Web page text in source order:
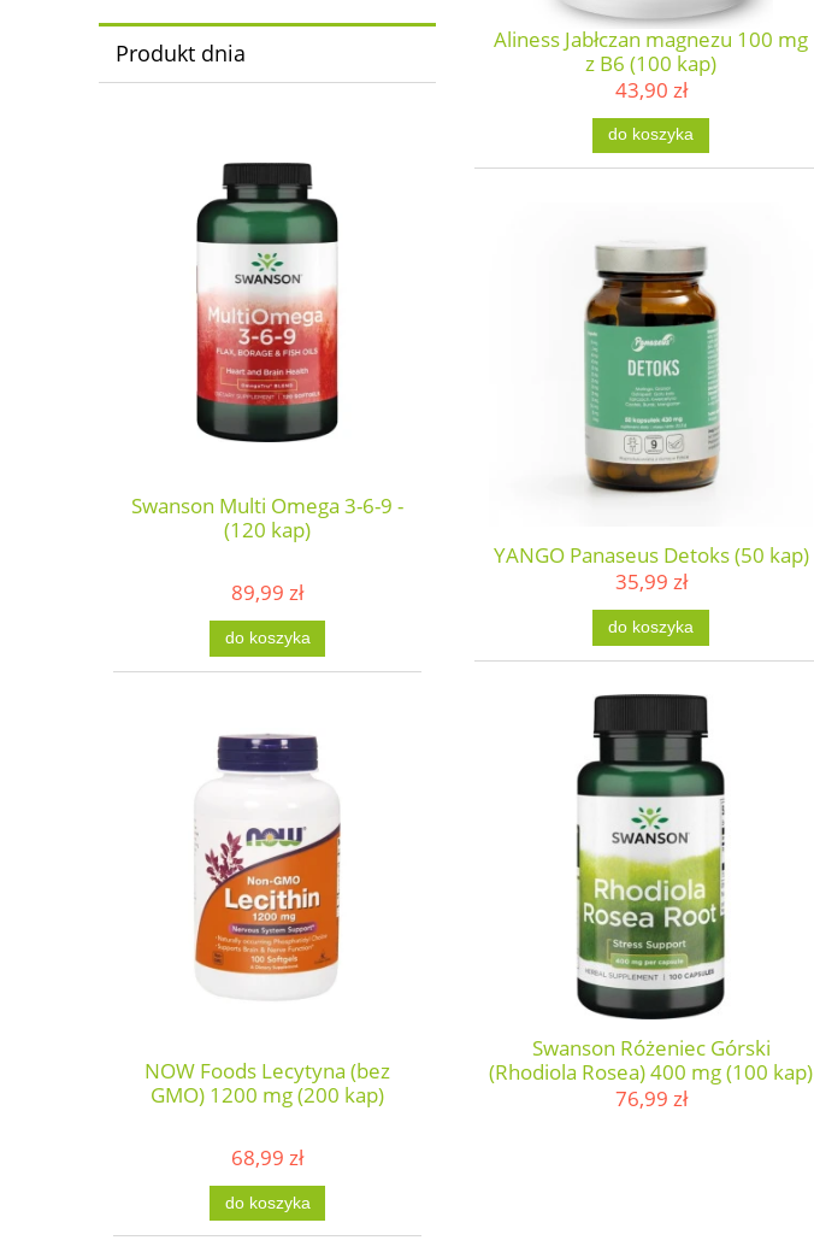
Produkt dnia
Swanson Multi Omega 3-6-9 -
(120 kap)
89,99 zł
do koszyka
NOW Foods Lecytyna (bez
GMO) 1200 mg (200 kap)
68,99 zł
do koszyka
Aliness Jabłczan magnezu 100 mg
z B6 (100 kap)
43,90 zł
do koszyka
YANGO Panaseus Detoks (50 kap)
35,99 zł
do koszyka
Swanson Różeniec Górski
(Rhodiola Rosea) 400 mg (100 kap)
76,99 zł